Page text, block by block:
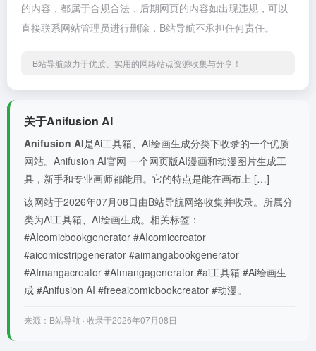
的内容，都属于合规合法，后期网页的内容如出现违规，可以
直接联系网站管理员进行删除，B站导航不承担任何责任。
B站导航致力于优质、实用的网络站点资源收集与分享！
关于Anifusion AI
Anifusion AI是Ai工具箱、AI绘画生成分类下收录的一个优质
网站。Anifusion AI官网 一个网页版AI漫画和动漫图片生成工
具，新手和专业画师都能用。它的特点是能在画布上 […]
该网站于2026年07月08日由B站导航网络收集并收录。所属分
类为Ai工具箱、AI绘画生成。相关标签：
#AIcomicbookgenerator #AIcomiccreator
#aicomicstripgenerator #aimangabookgenerator
#AImangacreator #AImangagenerator #ai工具箱 #Ai绘画生
成 #Anifusion AI #freeaicomicbookcreator #动漫。
来源：B站导航 · 收录于2026年07月08日